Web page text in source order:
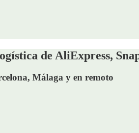
de AliExpress,
Málaga y en remoto